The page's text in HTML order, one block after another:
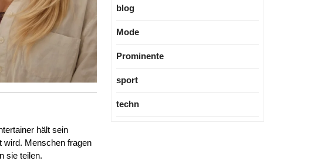
hält sein
wird. Menschen fragen
sie teilen.
blog
Mode
Prominente
sport
techn